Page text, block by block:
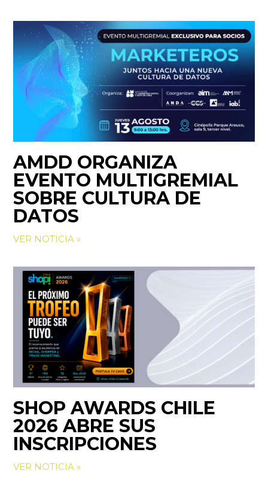
AMDD ORGANIZA
EVENTO MULTIGREMIAL
SOBRE CULTURA DE
DATOS
VER NOTICIA »
SHOP AWARDS CHILE
2026 ABRE SUS
INSCRIPCIONES
VER NOTICIA »